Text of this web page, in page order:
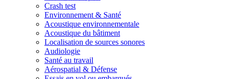
Crash test
Environnement & Santé
Acoustique environnementale
Acoustique du bâtiment
Localisation de sources sonores
Audiologie
Santé au travail
Aérospatial & Défense